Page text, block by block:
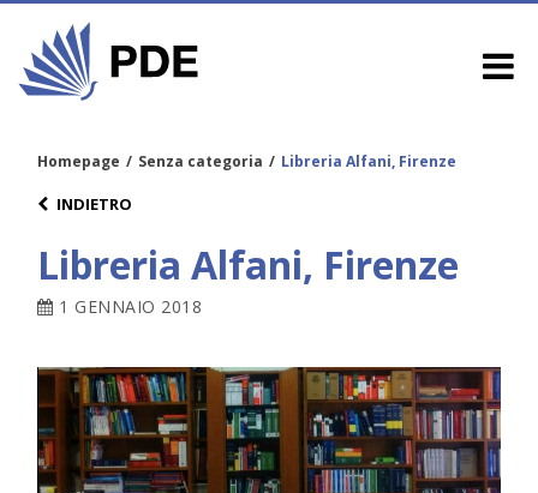
Homepage / Senza categoria / Libreria Alfani, Firenze
INDIETRO
Libreria Alfani, Firenze
1 GENNAIO 2018